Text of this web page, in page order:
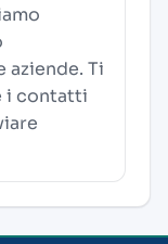
Ti
i contatti